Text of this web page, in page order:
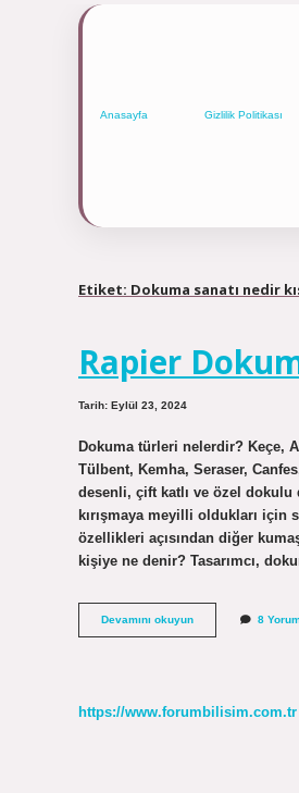
Anasayfa Gizlilik Politikası
Etiket: Dokuma sanatı nedir
Rapier
Tarih: Eylül 23, 2024
Dokuma türleri nelerdir? Keçe,
Tülbent, Kemha, Seraser,
desenli, çift katlı ve özel
kırışmaya meyilli oldukları için
özellikleri açısından diğer
kişiye ne denir? Tasarımcı,
Devamını okuyunRapier
Dokuma
8
https://www.forumbilisim.com.tr